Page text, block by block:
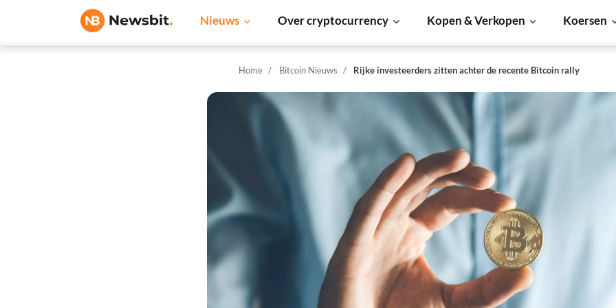
Nieuws Over cryptocurrency Kopen & Verkopen Koersen
Home Bitcoin Nieuws Rijke investeerders zitten achter de recente Bitcoin rally